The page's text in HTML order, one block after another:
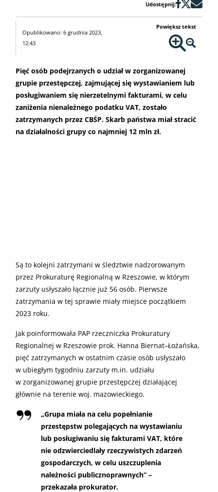
Udostępnij:
Opublikowano: 6 grudnia 2023,
12:43
Powiększ tekst
Pięć osób podejrzanych o udział w zorganizowanej
grupie przestępczej, zajmującej się wystawianiem lub
posługiwaniem się nierzetelnymi fakturami, w celu
zaniżenia nienależnego podatku VAT, zostało
zatrzymanych przez CBŚP. Skarb państwa miał stracić
na działalności grupy co najmniej 12 mln zł.
Są to kolejni zatrzymani w śledztwie nadzorowanym
przez Prokuraturę Regionalną w Rzeszowie, w którym
zarzuty usłyszało łącznie już 56 osób. Pierwsze
zatrzymania w tej sprawie miały miejsce początkiem
2023 roku.
Jak poinformowała PAP rzeczniczka Prokuratury
Regionalnej w Rzeszowie prok. Hanna Biernat–Łożańska,
pięć zatrzymanych w ostatnim czasie osób usłyszało
w ubiegłym tygodniu zarzuty m.in. udziału
w zorganizowanej grupie przestępczej działającej
głównie na terenie woj. mazowieckiego.
„Grupa miała na celu popełnianie
przestępstw polegających na wystawianiu
lub posługiwaniu się fakturami VAT, które
nie odzwierciedlały rzeczywistych zdarzeń
gospodarczych, w celu uszczuplenia
należności publicznoprawnych” –
przekazała prokurator.